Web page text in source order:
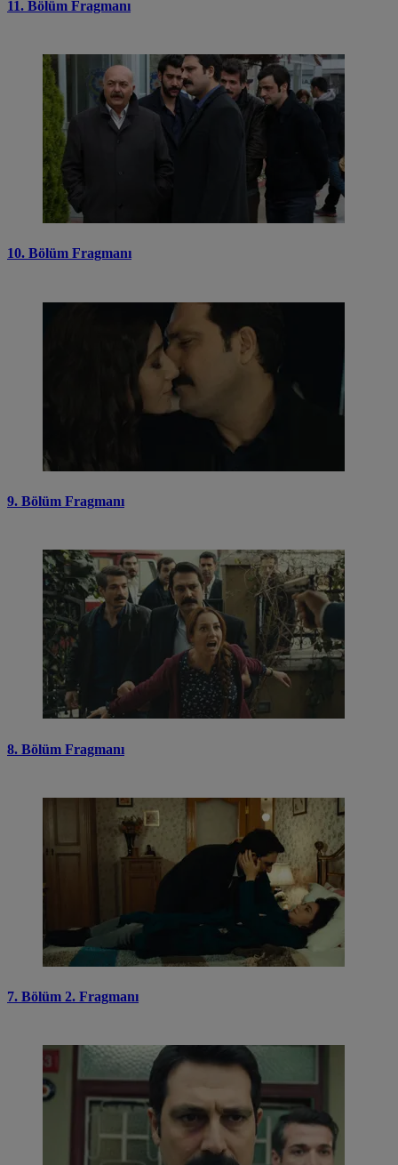
11. Bölüm Fragmanı
10. Bölüm Fragmanı
9. Bölüm Fragmanı
8. Bölüm Fragmanı
7. Bölüm 2. Fragmanı